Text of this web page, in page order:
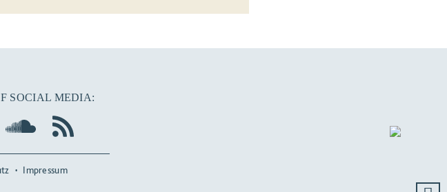
SOCIAL MEDIA:
Impressum